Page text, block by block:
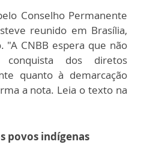
Conselho Permanente
reunido em Brasília,
CNBB espera que não
dos diretos
quanto à demarcação
a nota. Leia o texto na
povos indígenas